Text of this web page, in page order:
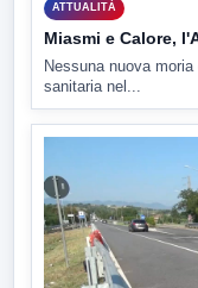
ATTUALITÀ
Miasmi e Calore,
Nessuna nuova
sanitaria nel...